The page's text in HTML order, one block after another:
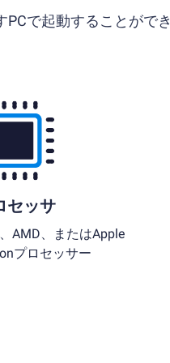
で起動することができ
セッサ
AMD、またはApple
プロセッサー